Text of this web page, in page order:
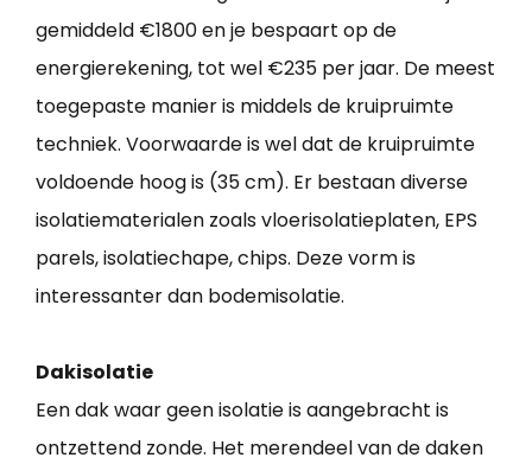
gemiddeld €1800 en je bespaart op de
energierekening, tot wel €235 per jaar. De meest
toegepaste manier is middels de kruipruimte
techniek. Voorwaarde is wel dat de kruipruimte
voldoende hoog is (35 cm). Er bestaan diverse
isolatiematerialen zoals vloerisolatieplaten, EPS
parels, isolatiechape, chips. Deze vorm is
interessanter dan bodemisolatie.
Dakisolatie
Een dak waar geen isolatie is aangebracht is
ontzettend zonde. Het merendeel van de daken